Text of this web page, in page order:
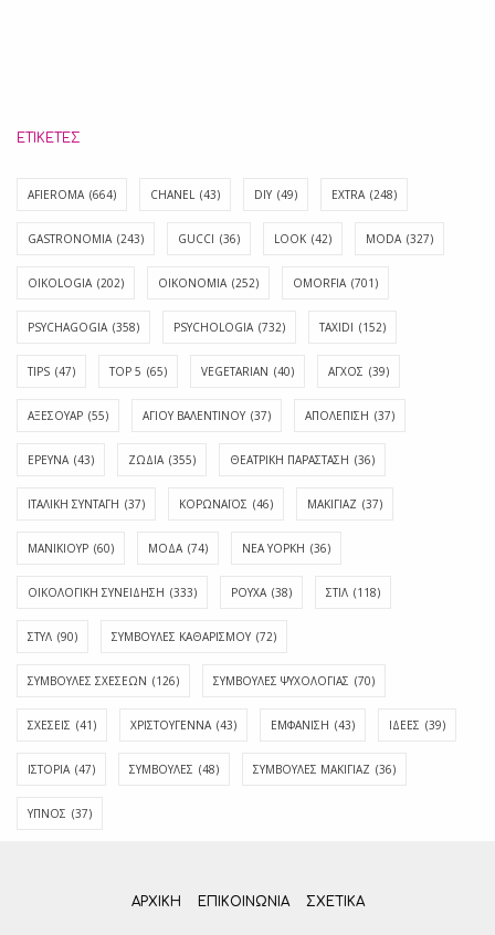
ΕΤΙΚΈΤΕΣ
AFIEROMA (664) CHANEL (43) DIY (49) EXTRA (248)
GASTRONOMIA (243) GUCCI (36) LOOK (42) MODA (327)
OIKOLOGIA (202) OIKONOMIA (252) OMORFIA (701)
PSYCHAGOGIA (358) PSYCHOLOGIA (732) TAXIDI (152)
TIPS (47) TOP 5 (65) VEGETARIAN (40) ΑΓΧΟΣ (39)
ΑΞΕΣΟΥΑΡ (55) ΑΓΊΟΥ ΒΑΛΕΝΤΊΝΟΥ (37) ΑΠΟΛΈΠΙΣΗ (37)
ΕΡΕΥΝΑ (43) ΖΩΔΙΑ (355) ΘΕΑΤΡΙΚΗ ΠΑΡΑΣΤΑΣΗ (36)
ΙΤΑΛΙΚΗ ΣΥΝΤΑΓΗ (37) ΚΟΡΩΝΑΪΟΣ (46) ΜΑΚΙΓΙΑΖ (37)
ΜΑΝΙΚΙΟΥΡ (60) ΜΟΔΑ (74) ΝΕΑ ΥΟΡΚΗ (36)
ΟΙΚΟΛΟΓΙΚΗ ΣΥΝΕΙΔΗΣΗ (333) ΡΟΥΧΑ (38) ΣΤΙΛ (118)
ΣΤΥΛ (90) ΣΥΜΒΟΥΛΕΣ ΚΑΘΑΡΙΣΜΟΥ (72)
ΣΥΜΒΟΥΛΕΣ ΣΧΕΣΕΩΝ (126) ΣΥΜΒΟΥΛΕΣ ΨΥΧΟΛΟΓΙΑΣ (70)
ΣΧΕΣΕΙΣ (41) ΧΡΙΣΤΟΥΓΕΝΝΑ (43) ΕΜΦΆΝΙΣΗ (43) ΙΔΈΕΣ (39)
ΙΣΤΟΡΊΑ (47) ΣΥΜΒΟΥΛΈΣ (48) ΣΥΜΒΟΥΛΈΣ ΜΑΚΙΓΙΆΖ (36)
ΎΠΝΟΣ (37)
ΑΡΧΙΚΗ ΕΠΙΚΟΙΝΩΝΊΑ ΣΧΕΤΙΚΆ